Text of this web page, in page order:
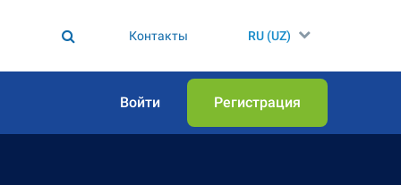
Контакты RU (UZ)
Войти Регистрация